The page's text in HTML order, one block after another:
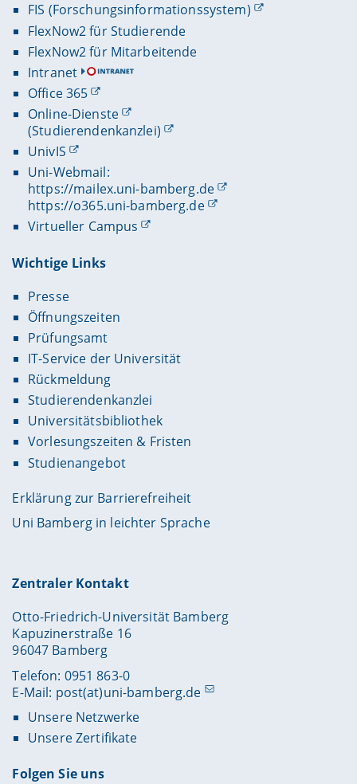
FIS (Forschungsinformationssystem)
FlexNow2 für Studierende
FlexNow2 für Mitarbeitende
Intranet
Office 365
Online-Dienste
(Studierendenkanzlei)
UnivIS
Uni-Webmail:
https://mailex.uni-bamberg.de
https://o365.uni-bamberg.de
Virtueller Campus
Wichtige Links
Presse
Öffnungszeiten
Prüfungsamt
IT-Service der Universität
Rückmeldung
Studierendenkanzlei
Universitätsbibliothek
Vorlesungszeiten & Fristen
Studienangebot
Erklärung zur Barrierefreiheit
Uni Bamberg in leichter Sprache
Zentraler Kontakt
Otto-Friedrich-Universität Bamberg
Kapuzinerstraße 16
96047 Bamberg
Telefon: 0951 863-0
E-Mail: post(at)uni-bamberg.de
Unsere Netzwerke
Unsere Zertifikate
Folgen Sie uns